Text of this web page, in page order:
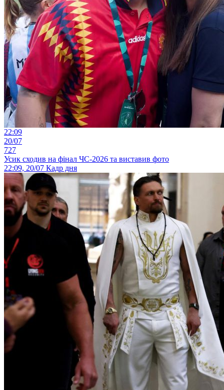
22:09
20/07
727
Усик сходив на фінал ЧС-2026 та виставив фото
22:09, 20/07 Кадр дня